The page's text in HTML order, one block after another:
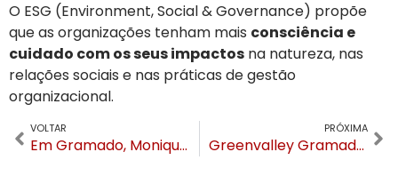
O ESG (Environment, Social & Governance) propõe
que as organizações tenham mais consciência e
cuidado com os seus impactos na natureza, nas
relações sociais e nas práticas de gestão
organizacional.
VOLTAR
Em Gramado, Monique Alfradique posta foto e vídeo no premiado Laghetto Chateau
PRÓXIMA
Greenvalley Gramado anuncia Vintage Culture para edição de agosto no Festival de Cinema